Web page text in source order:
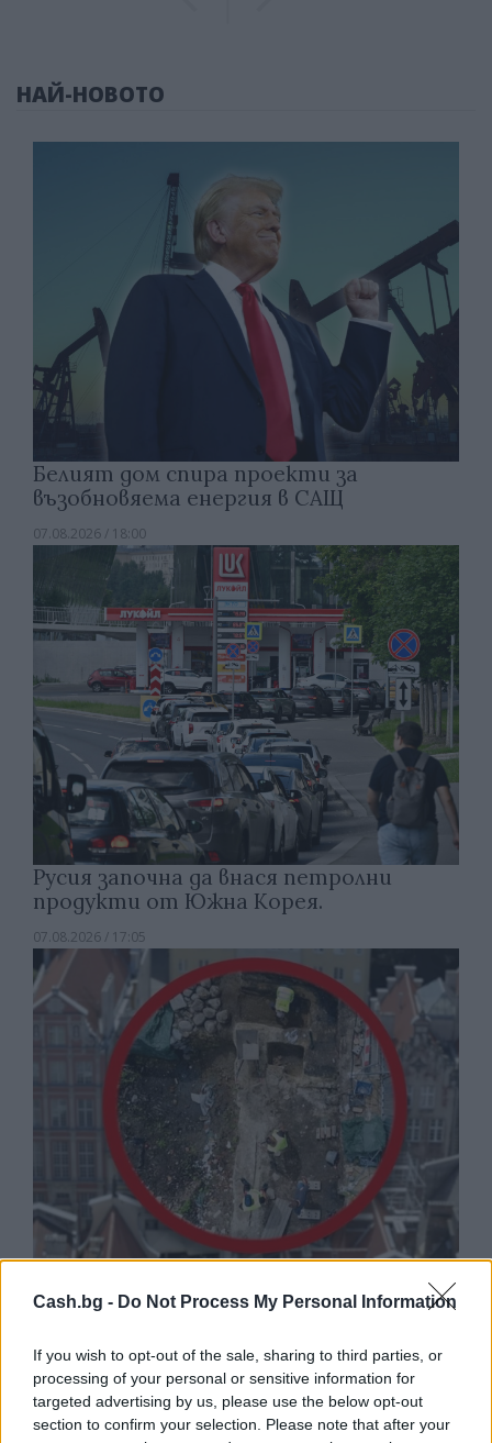
Cash.bg - Do Not Process My Personal Information
If you wish to opt-out of the sale, sharing to third parties, or
processing of your personal or sensitive information for
targeted advertising by us, please use the below opt-out
section to confirm your selection. Please note that after your
НАЙ-НОВОТО
Белият дом спира проекти за
възобновяема енергия в САЩ
07.08.2026 / 18:00
Русия започна да внася петролни
продукти от Южна Корея.
07.08.2026 / 17:05
откриха под кафене за сладолед в
07.08.2026 / 16:00